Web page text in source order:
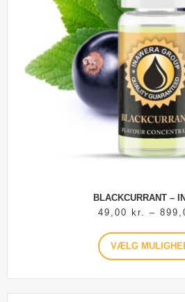
BLACKCURRANT –
49,00
kr. –
VÆLG